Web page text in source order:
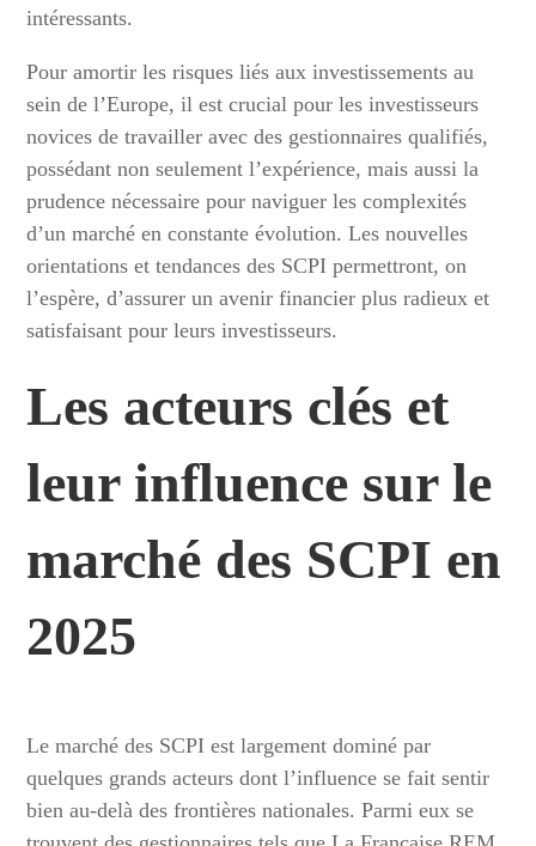
intéressants.
Pour amortir les risques liés aux investissements au
sein de l’Europe, il est crucial pour les investisseurs
novices de travailler avec des gestionnaires qualifiés,
possédant non seulement l’expérience, mais aussi la
prudence nécessaire pour naviguer les complexités
d’un marché en constante évolution. Les nouvelles
orientations et tendances des SCPI permettront, on
l’espère, d’assurer un avenir financier plus radieux et
satisfaisant pour leurs investisseurs.
Les acteurs clés et
leur influence sur le
marché des SCPI en
2025
Le marché des SCPI est largement dominé par
quelques grands acteurs dont l’influence se fait sentir
bien au-delà des frontières nationales. Parmi eux se